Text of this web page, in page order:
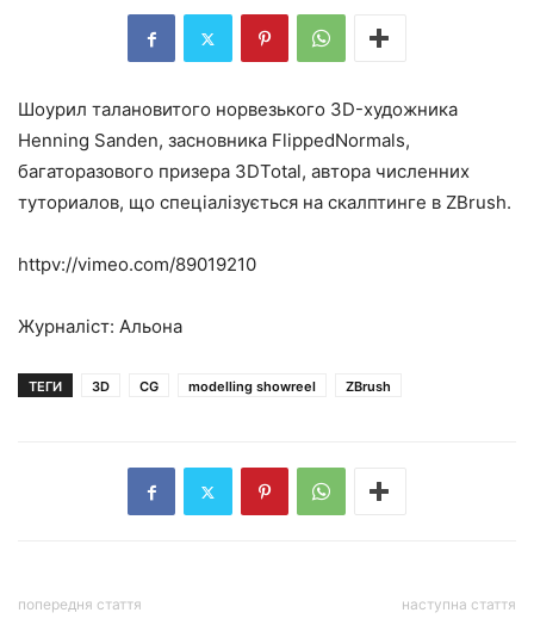
Шоурил талановитого норвезького 3D-художника
Henning Sanden, засновника FlippedNormals,
багаторазового призера 3DTotal, автора численних
туториалов, що спеціалізується на скалптинге в ZBrush.
httpv://vimeo.com/89019210
Журналіст: Альона
ТЕГИ 3D CG modelling showreel ZBrush
попередня стаття наступна стаття